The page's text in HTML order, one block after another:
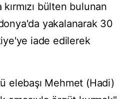
bülten bulunan
yakalanarak 30
iade edilerek
elebaşı Mehmet (Hadi)